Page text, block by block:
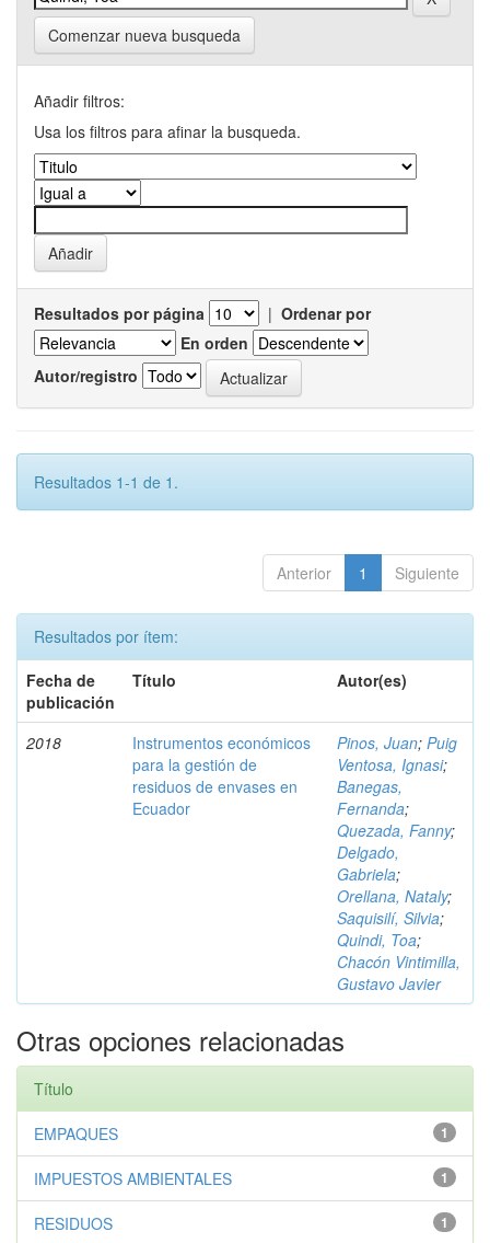
Comenzar nueva busqueda
Añadir filtros:
Usa los filtros para afinar la busqueda.
Resultados por página | Ordenar por
En orden
Autor/registro
Resultados 1-1 de 1.
Anterior 1 Siguiente
Resultados por ítem:
Fecha de
publicación
Título Autor(es)
2018
Instrumentos económicos
para la gestión de
residuos de envases en
Ecuador
Pinos, Juan; Puig
Ventosa, Ignasi;
Banegas,
Fernanda;
Quezada, Fanny;
Delgado,
Gabriela;
Orellana, Nataly;
Saquisilí, Silvia;
Quindi, Toa;
Chacón Vintimilla,
Gustavo Javier
Otras opciones relacionadas
Título
1
EMPAQUES
1
IMPUESTOS AMBIENTALES
1
RESIDUOS